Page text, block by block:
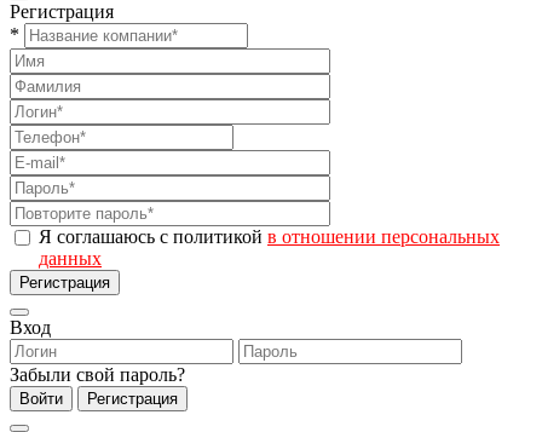
Регистрация
*
Я соглашаюсь с политикой в отношении персональных
данных
Регистрация
Вход
Забыли свой пароль?
Войти Регистрация